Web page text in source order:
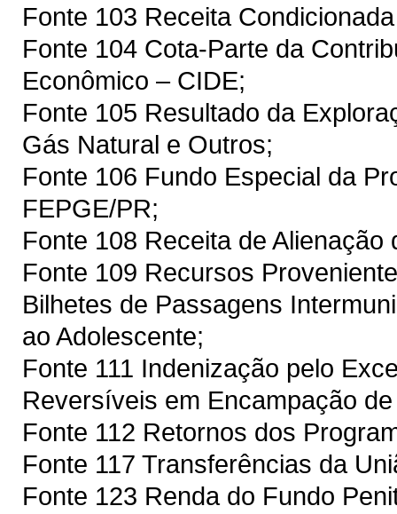
Fonte 103 Receita
Fonte 104 Cota-Parte da
Econômico – CIDE;
Fonte 105 Resultado da
Gás Natural e Outros;
Fonte 106 Fundo Especial da
FEPGE/PR;
Fonte 108 Receita de
Fonte 109 Recursos
Bilhetes de Passagens
ao Adolescente;
Fonte 111 Indenização pelo
Reversíveis em Encampação
Fonte 112 Retornos dos
Fonte 117 Transferências da
Fonte 123 Renda do Fundo